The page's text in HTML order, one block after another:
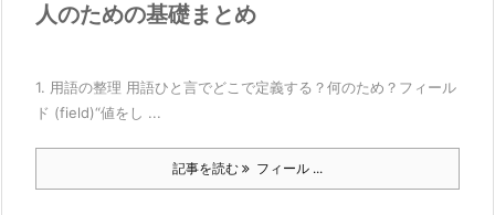
人のための基礎まとめ
1. 用語の整理 用語ひと言でどこで定義する？何のため？フィール
ド (field)“値をし ...
記事を読む フィール ...